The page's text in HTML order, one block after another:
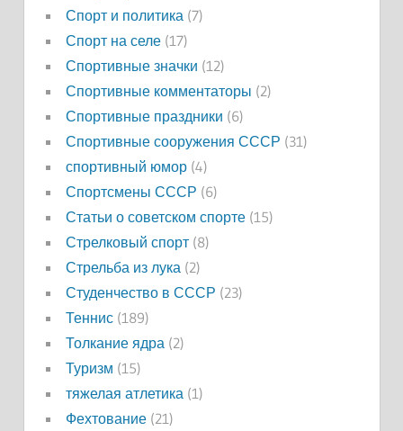
Спорт и политика (7)
Спорт на селе(17)
Спортивные значки (12)
Спортивные комментаторы (2)
Спортивные праздники (6)
Спортивные сооружения СССР (31)
спортивный юмор(4)
Спортсмены СССР (6)
Статьи о советском спорте(15)
Стрелковый спорт(8)
Стрельба из лука (2)
Студенчество в СССР (23)
Теннис(189)
Толкание ядра (2)
Туризм (15)
тяжелая атлетика (1)
Фехтование(21)